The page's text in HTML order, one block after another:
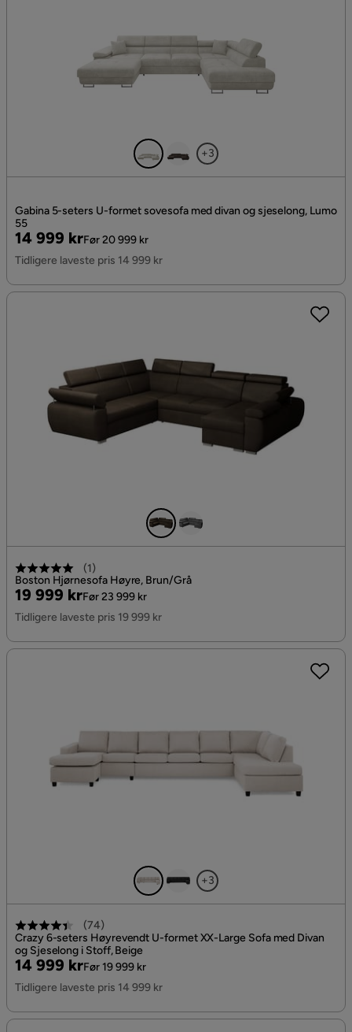
+3
Gabina 5-seters U-formet sovesofa med divan og sjeselong, Lumo
55
Pris
14 999 kr
Original
Pris
Før 20 999 kr
Tidligere laveste pris 14 999 kr
(1)
Boston Hjørnesofa Høyre, Brun/Grå
Pris
19 999 kr
Original
Pris
Før 23 999 kr
Tidligere laveste pris 19 999 kr
+3
(74)
Crazy 6-seters Høyrevendt U-formet XX-Large Sofa med Divan
og Sjeselong i Stoff, Beige
Pris
14 999 kr
Original
Pris
Før 19 999 kr
Tidligere laveste pris 14 999 kr